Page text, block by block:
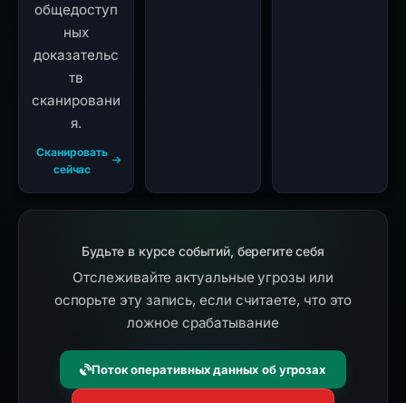
общедоступ
ных
доказательс
тв
сканировани
я.
Сканировать
сейчас
Будьте в курсе событий, берегите себя
Отслеживайте актуальные угрозы или
оспорьте эту запись, если считаете, что это
ложное срабатывание
Поток оперативных данных об угрозах